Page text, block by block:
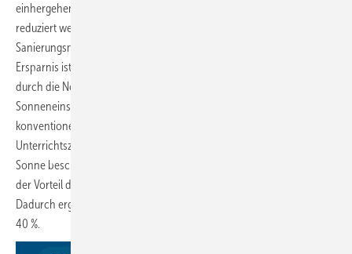
einhergehend auch der CO₂-Ausstoß – also um fast ein Drittel
reduziert werden; ganz ohne aufwändige und teure
Sanierungsmaßnahmen oder gar Neubauten. Die tatsächliche
Ersparnis ist noch größer. Warum? Der smarte Gebäudeteil konnte
durch die Nordwestlage kaum von der natürlichen Aufheizung durch
Sonneneinstrahlung profitieren – ganz im Gegensatz zum
konventionell beheizten Südosttrakt, der insbesondere zur
Unterrichtszeit, von morgens bis zum frühen Nachmittag, voll von der
Sonne beschienen wurde. Rechnet man den Solarertrag mit ein, wird
der Vorteil durch die intelligente Einzelraumregelung noch deutlicher.
Dadurch ergibt sich sogar ein Energieersparnis­potential von rund
40 %.